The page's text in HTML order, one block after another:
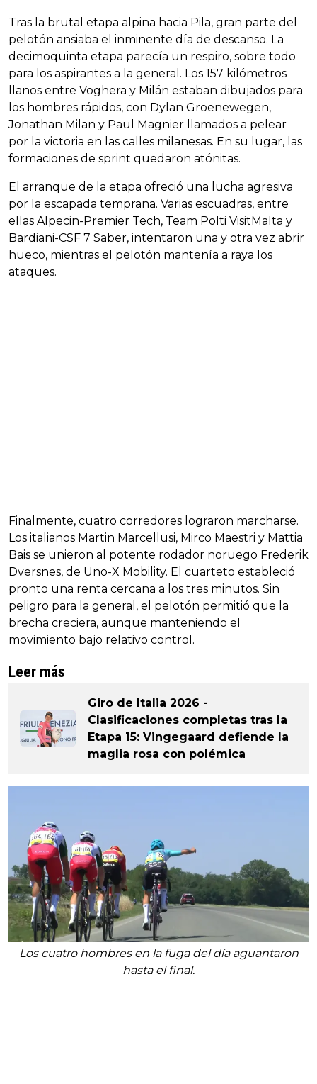
Tras la brutal etapa alpina hacia Pila, gran parte del
pelotón ansiaba el inminente día de descanso. La
decimoquinta etapa parecía un respiro, sobre todo
para los aspirantes a la general. Los 157 kilómetros
llanos entre Voghera y Milán estaban dibujados para
los hombres rápidos, con Dylan Groenewegen,
Jonathan Milan y Paul Magnier llamados a pelear
por la victoria en las calles milanesas. En su lugar, las
formaciones de sprint quedaron atónitas.
El arranque de la etapa ofreció una lucha agresiva
por la escapada temprana. Varias escuadras, entre
ellas Alpecin-Premier Tech, Team Polti VisitMalta y
Bardiani-CSF 7 Saber, intentaron una y otra vez abrir
hueco, mientras el pelotón mantenía a raya los
ataques.
Finalmente, cuatro corredores lograron marcharse.
Los italianos Martin Marcellusi, Mirco Maestri y Mattia
Bais se unieron al potente rodador noruego Frederik
Dversnes, de Uno-X Mobility. El cuarteto estableció
pronto una renta cercana a los tres minutos. Sin
peligro para la general, el pelotón permitió que la
brecha creciera, aunque manteniendo el
movimiento bajo relativo control.
Leer más
Giro de Italia 2026 -
Clasificaciones completas tras la
Etapa 15: Vingegaard defiende la
maglia rosa con polémica
Los cuatro hombres en la fuga del día aguantaron
hasta el final.